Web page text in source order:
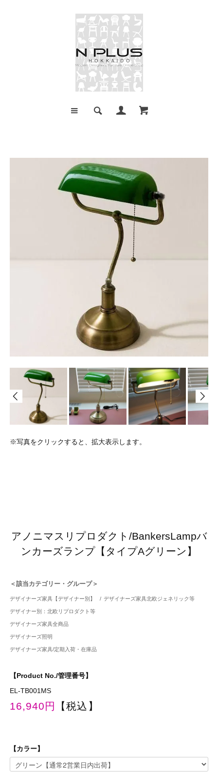
※写真をクリックすると、拡大表示します。
アノニマスリプロダクト/BankersLampバ
ンカーズランプ【タイプAグリーン】
＜該当カテゴリー・グループ＞
デザイナーズ家具【デザイナー別】 / デザイナーズ家具北欧ジェネリック等
デザイナー別：北欧リプロダクト等
デザイナーズ家具全商品
デザイナーズ照明
デザイナーズ家具/定期入荷・在庫品
【Product No./管理番号】
EL-TB001MS
16,940円 【税込】
【カラー】